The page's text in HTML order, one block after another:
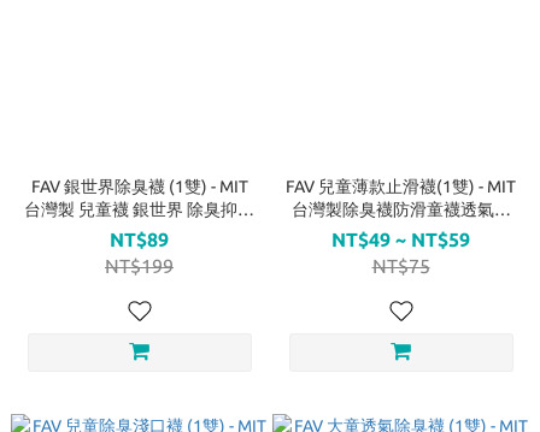
FAV 銀世界除臭襪 (1雙) - MIT
台灣製 兒童襪 銀世界 除臭抑菌
大童 無痕襪 型號:T244
NT$89
NT$199
FAV 兒童薄款止滑襪(1雙) - MIT
台灣製除臭襪防滑童襪透氣純
棉 型號:543
NT$49 ~ NT$59
NT$75